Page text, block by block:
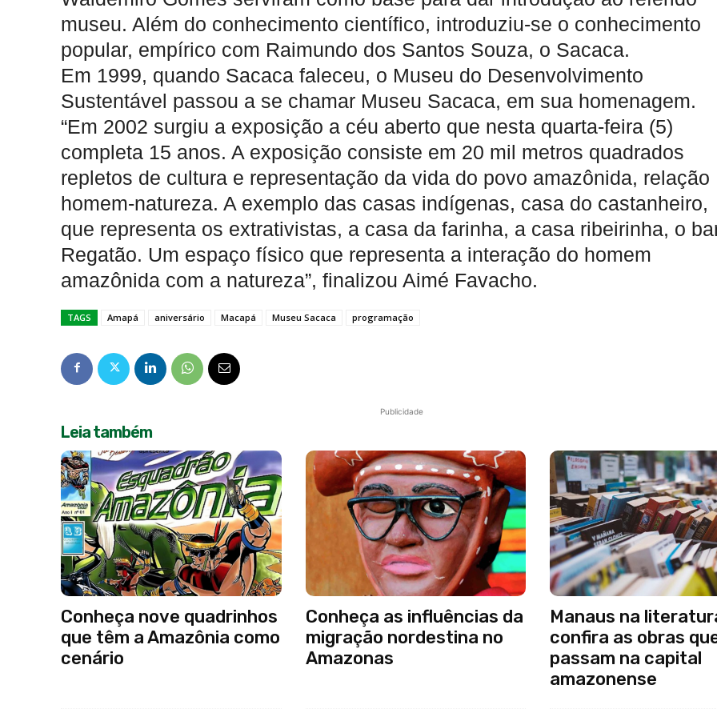
museu. Além do conhecimento científico, introduziu-se o conhecimento
popular, empírico com Raimundo dos Santos Souza, o Sacaca.
Em 1999, quando Sacaca faleceu, o Museu do Desenvolvimento
Sustentável passou a se chamar Museu Sacaca, em sua homenagem.
“Em 2002 surgiu a exposição a céu aberto que nesta quarta-feira (5)
completa 15 anos. A exposição consiste em 20 mil metros quadrados
repletos de cultura e representação da vida do povo amazônida, relação
homem-natureza. A exemplo das casas indígenas, casa do castanheiro,
que representa os extrativistas, a casa da farinha, a casa ribeirinha, o
Regatão. Um espaço físico que representa a interação do homem
amazônida com a natureza”, finalizou Aimé Favacho.
TAGS Amapá aniversário Macapá Museu Sacaca programação
Publicidade
Leia também
Conheça nove quadrinhos
que têm a Amazônia como
cenário
Conheça as influências da
migração nordestina no
Amazonas
Manaus na
confira as obras
passam na capital
amazonense